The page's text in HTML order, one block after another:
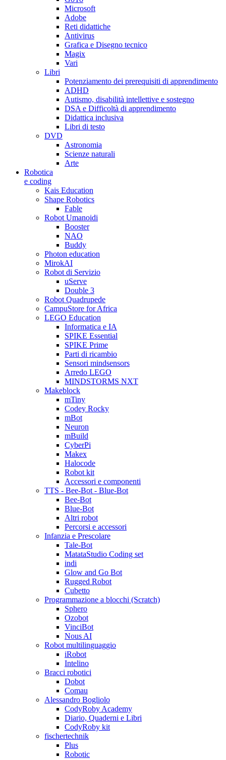
Microsoft
Adobe
Reti didattiche
Antivirus
Grafica e Disegno tecnico
Magix
Vari
Libri
Potenziamento dei prerequisiti di apprendimento
ADHD
Autismo, disabilità intellettive e sostegno
DSA e Difficoltà di apprendimento
Didattica inclusiva
Libri di testo
DVD
Astronomia
Scienze naturali
Arte
Robotica
e coding
Kais Education
Shape Robotics
Fable
Robot Umanoidi
Booster
NAO
Buddy
Photon education
MirokAI
Robot di Servizio
uServe
Double 3
Robot Quadrupede
CampuStore for Africa
LEGO Education
Informatica e IA
SPIKE Essential
SPIKE Prime
Parti di ricambio
Sensori mindsensors
Arredo LEGO
MINDSTORMS NXT
Makeblock
mTiny
Codey Rocky
mBot
Neuron
mBuild
CyberPi
Makex
Halocode
Robot kit
Accessori e componenti
TTS - Bee-Bot - Blue-Bot
Bee-Bot
Blue-Bot
Altri robot
Percorsi e accessori
Infanzia e Prescolare
Tale-Bot
MatataStudio Coding set
indi
Glow and Go Bot
Rugged Robot
Cubetto
Programmazione a blocchi (Scratch)
Sphero
Ozobot
VinciBot
Nous AI
Robot multilinguaggio
iRobot
Intelino
Bracci robotici
Dobot
Comau
Alessandro Bogliolo
CodyRoby Academy
Diario, Quaderni e Libri
CodyRoby kit
fischertechnik
Plus
Robotic